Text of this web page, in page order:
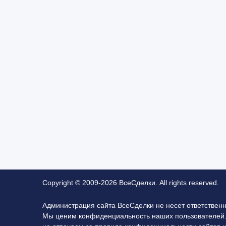
Copyright © 2009-2026 ВсеСделки. All rights reserved.
Администрация сайта ВсеСделки не несет
Мы ценим конфиденциальность наших